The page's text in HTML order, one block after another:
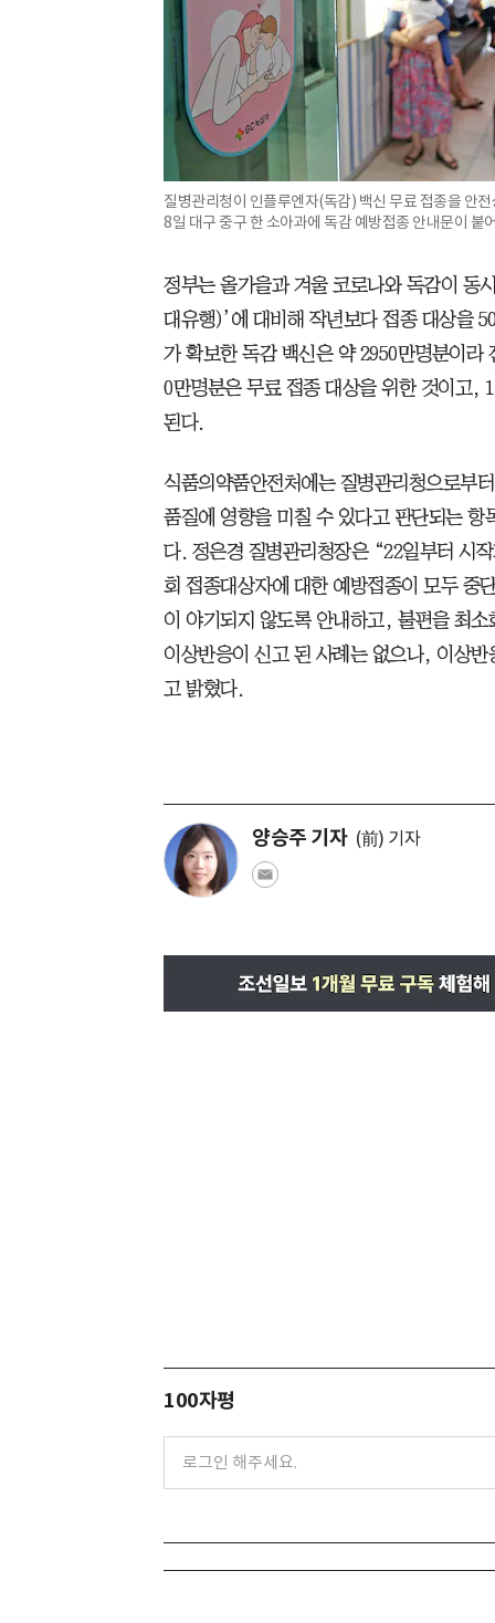
질병관리청이 인플루엔자(독감) 백신 무료 접종을 안
8일 대구 중구 한 소아과에 독감 예방접종 안내문이 붙
정부는 올가을과 겨울 코로나와 독감이 동
대유행)’에 대비해 작년보다 접종 대상을
가 확보한 독감 백신은 약 2950만명분이
0만명분은 무료 접종 대상을 위한 것이고,
된다.
식품의약품안전처에는 질병관리청으로부
품질에 영향을 미칠 수 있다고 판단되는
다. 정은경 질병관리청장은 “22일부터 시
회 접종대상자에 대한 예방접종이 모두 중
이 야기되지 않도록 안내하고, 불편을 최
이상반응이 신고 된 사례는 없으나, 이상
고 밝혔다.
양승주 기자 (前) 기자
100자평